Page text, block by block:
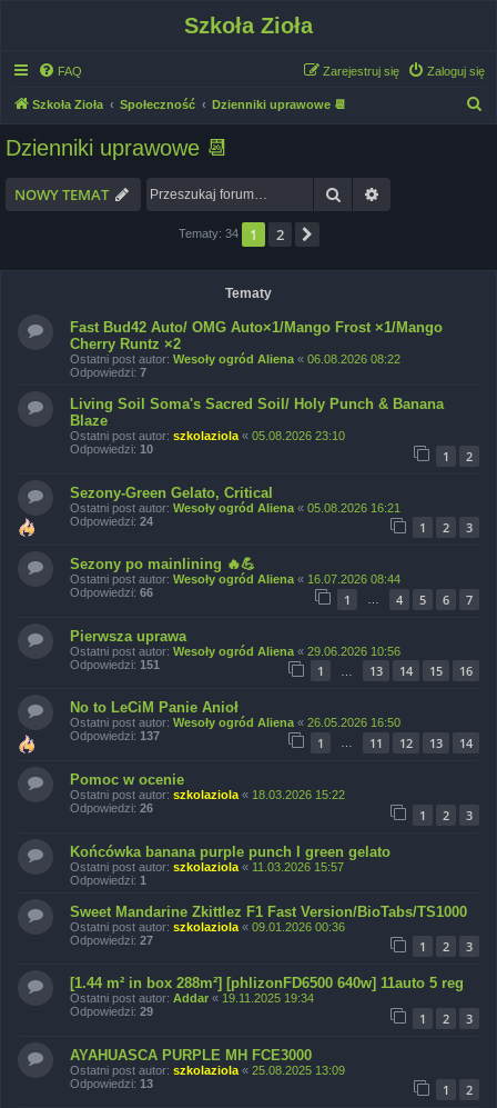
Szkoła Zioła
FAQ Zaloguj się
Zarejestruj się
Szkoła Zioła Społeczność Dzienniki uprawowe 📆
Dzienniki uprawowe 📆
NOWY TEMAT Szukaj
Tematy: 34 1 2
Tematy
Fast Bud42 Auto/ OMG Auto×1/Mango Frost ×1/Mango
Cherry Runtz ×2
Ostatni post autor: Wesoły ogród Aliena « 06.08.2026 08:22
Odpowiedzi: 7
Living Soil Soma's Sacred Soil/ Holy Punch & Banana
Blaze
Ostatni post autor: szkolaziola « 05.08.2026 23:10
Odpowiedzi: 10 1 2
Sezony-Green Gelato, Critical
Ostatni post autor: Wesoły ogród Aliena « 05.08.2026 16:21
Odpowiedzi: 24 1 2 3
Sezony po mainlining 🔥💪
Ostatni post autor: Wesoły ogród Aliena « 16.07.2026 08:44
Odpowiedzi: 66 1 4 5 6 7
Pierwsza uprawa
Ostatni post autor: Wesoły ogród Aliena « 29.06.2026 10:56
Odpowiedzi: 151 1 13 14 15 16
No to LeCiM Panie Anioł
Ostatni post autor: Wesoły ogród Aliena « 26.05.2026 16:50
Odpowiedzi: 137 1 … 11 12 13 14
Pomoc w ocenie
Ostatni post autor: szkolaziola « 18.03.2026 15:22
Odpowiedzi: 26 1 2 3
Końcówka banana purple punch I green gelato
Ostatni post autor: szkolaziola « 11.03.2026 15:57
Odpowiedzi: 1
Sweet Mandarine Zkittlez F1 Fast Version/BioTabs/TS1000
Ostatni post autor: szkolaziola « 09.01.2026 00:36
Odpowiedzi: 27 1 2 3
[1.44 m² in box 288m²] [phlizonFD6500 640w] 11auto 5 reg
Ostatni post autor: Addar « 19.11.2025 19:34
Odpowiedzi: 29 1 2 3
AYAHUASCA PURPLE MH FCE3000
Ostatni post autor: szkolaziola « 25.08.2025 13:09
Odpowiedzi: 13 1 2